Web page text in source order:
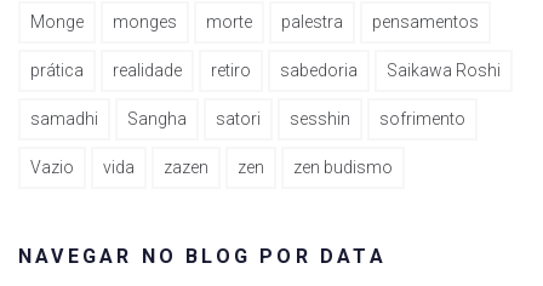
Monge monges morte palestra pensamentos
prática realidade retiro sabedoria Saikawa Roshi
samadhi Sangha satori sesshin sofrimento
Vazio vida zazen zen zen budismo
NAVEGAR NO BLOG POR DATA